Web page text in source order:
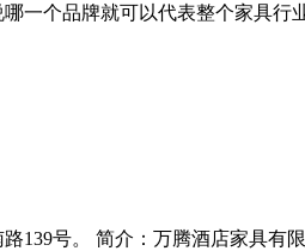
一个品牌就可以代表整个家具行
139号。 简介：万腾酒店家具